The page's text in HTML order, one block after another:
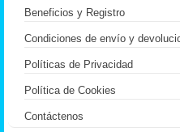
Beneficios y Registro
Condiciones de envío y
Políticas de Privacidad
Política de Cookies
Contáctenos